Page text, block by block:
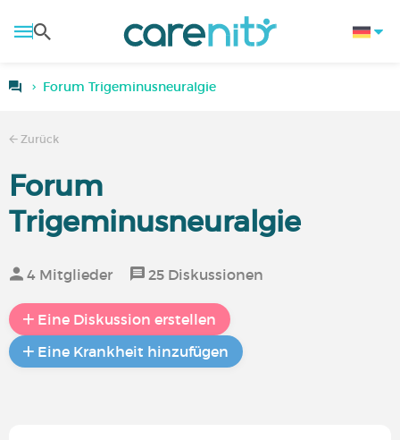
Forum Trigeminusneuralgie
Zurück
Forum
Trigeminusneuralgie
4 Mitglieder 25 Diskussionen
Eine Diskussion erstellen
Eine Krankheit hinzufügen